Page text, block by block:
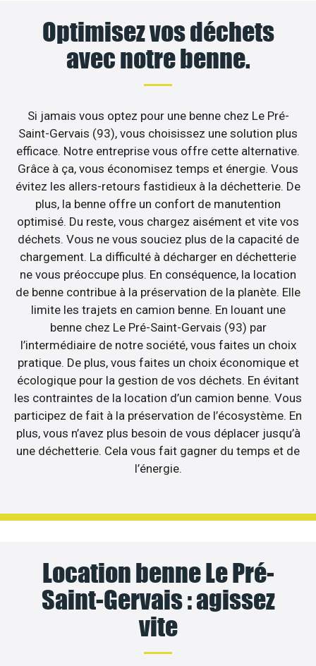
Optimisez vos déchets
avec notre benne.
Si jamais vous optez pour une benne chez Le Pré-
Saint-Gervais (93), vous choisissez une solution plus
efficace. Notre entreprise vous offre cette alternative.
Grâce à ça, vous économisez temps et énergie. Vous
évitez les allers-retours fastidieux à la déchetterie. De
plus, la benne offre un confort de manutention
optimisé. Du reste, vous chargez aisément et vite vos
déchets. Vous ne vous souciez plus de la capacité de
chargement. La difficulté à décharger en déchetterie
ne vous préoccupe plus. En conséquence, la location
de benne contribue à la préservation de la planète. Elle
limite les trajets en camion benne. En louant une
benne chez Le Pré-Saint-Gervais (93) par
l’intermédiaire de notre société, vous faites un choix
pratique. De plus, vous faites un choix économique et
écologique pour la gestion de vos déchets. En évitant
les contraintes de la location d’un camion benne. Vous
participez de fait à la préservation de l’écosystème. En
plus, vous n’avez plus besoin de vous déplacer jusqu’à
une déchetterie. Cela vous fait gagner du temps et de
l’énergie.
Location benne Le Pré-
Saint-Gervais : agissez
vite